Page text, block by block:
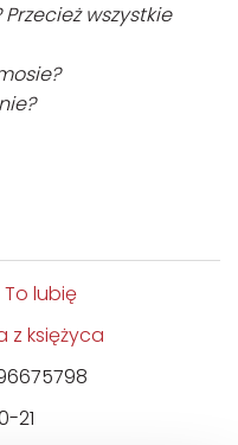
wszystkie
To lubię
z księżyca
21